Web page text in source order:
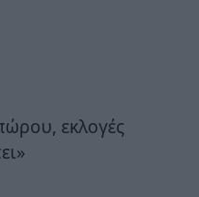
εκλογές